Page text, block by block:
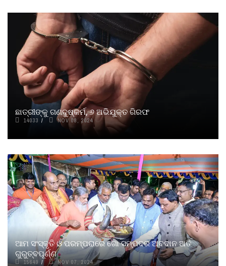
ଛାତ୍ରୀଙ୍କୁ ଗଣଦୁଷ୍କର୍ମ, ୬ ଅଭିଯୁକ୍ତ ଗିରଫ
14033 NOV 08, 2024
ଆମ ସଂସ୍କୃତି ଓ ପରମ୍ପରାରେ ଗୋ ସମ୍ପଦର ଅବଦାନ ଅତି
ଗୁରୁତ୍ବପୂର୍ଣ୍ଣ
15649 NOV 07, 2024